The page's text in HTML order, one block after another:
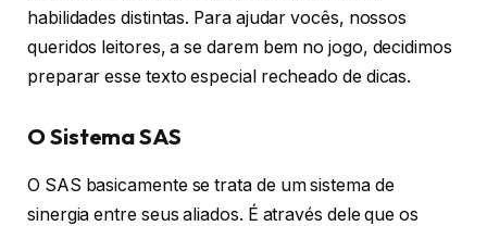
habilidades distintas. Para ajudar vocês, nossos
queridos leitores, a se darem bem no jogo, decidimos
preparar esse texto especial recheado de dicas.
O Sistema SAS
O SAS basicamente se trata de um sistema de
sinergia entre seus aliados. É através dele que os